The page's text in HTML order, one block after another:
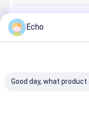
Struktur baja surya
Echo
Good day, what product